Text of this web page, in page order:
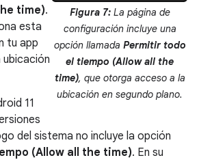
Figura 7:La página de
configuración incluye una
opción llamada Permitir todo
el tiempo (Allow all the
time), que otorga acceso a la
ubicación en segundo plano.
time).
esta
tu app
11
del sistema no incluye la opción
(Allow all the time). En su